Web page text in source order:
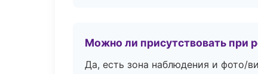
Можно ли присутствовать при
Да, есть зона наблюдения и фото/